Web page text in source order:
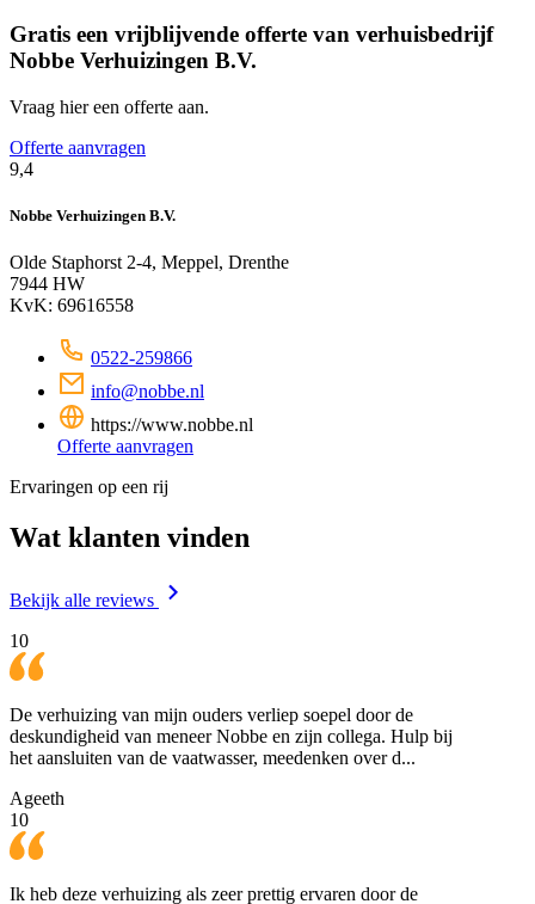
Gratis een vrijblijvende offerte van verhuisbedrijf
Nobbe Verhuizingen B.V.
Vraag hier een offerte aan.
Offerte aanvragen
9,4
Nobbe Verhuizingen B.V.
Olde Staphorst 2-4, Meppel, Drenthe
7944 HW
KvK: 69616558
0522-259866
info@nobbe.nl
https://www.nobbe.nl
Offerte aanvragen
Ervaringen op een rij
Wat klanten vinden
Bekijk alle reviews
10
De verhuizing van mijn ouders verliep soepel door de
deskundigheid van meneer Nobbe en zijn collega. Hulp bij
het aansluiten van de vaatwasser, meedenken over d...
Ageeth
10
Ik heb deze verhuizing als zeer prettig ervaren door de